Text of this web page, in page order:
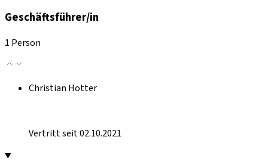
Geschäftsführer/in
1 Person
Christian Hotter
Vertritt seit 02.10.2021